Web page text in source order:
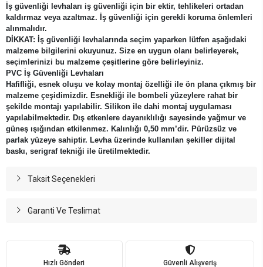
İş güvenliği levhaları iş güvenliği için bir ektir, tehlikeleri ortadan
kaldırmaz veya azaltmaz. İş güvenliği için gerekli koruma önlemleri
alınmalıdır.
DİKKAT: İş güvenliği levhalarında seçim yaparken lütfen aşağıdaki
malzeme bilgilerini okuyunuz. Size en uygun olanı belirleyerek,
seçimlerinizi bu malzeme çeşitlerine göre belirleyiniz.
PVC İş Güvenliği Levhaları
Hafifliği, esnek oluşu ve kolay montaj özelliği ile ön plana çıkmış bir
malzeme çeşidimizdir. Esnekliği ile bombeli yüzeylere rahat bir
şekilde montajı yapılabilir. Silikon ile dahi montaj uygulaması
yapılabilmektedir. Dış etkenlere dayanıklılığı sayesinde yağmur ve
güneş ışığından etkilenmez. Kalınlığı 0,50 mm’dir. Pürüzsüz ve
parlak yüzeye sahiptir. Levha üzerinde kullanılan şekiller dijital
baskı, serigraf tekniği ile üretilmektedir.
Taksit Seçenekleri
Garanti Ve Teslimat
Hızlı Gönderi Güvenli Alışveriş